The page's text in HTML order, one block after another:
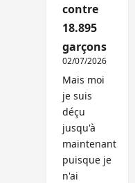
contre
18.895
garçons
02/07/2026
Mais moi
je suis
déçu
jusqu'à
maintenant
puisque je
n'ai